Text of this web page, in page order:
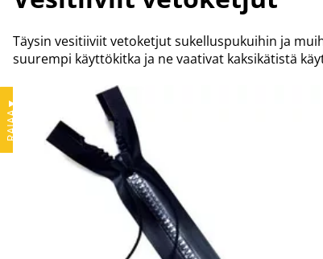
Täysin vesitiiviit vetoketjut sukelluspukuihin ja
suurempi käyttökitka ja ne vaativat kaksikätistä
RAJAA
▼